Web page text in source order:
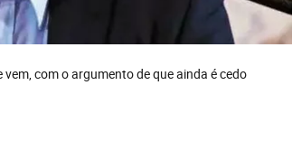
com o argumento de que ainda é cedo